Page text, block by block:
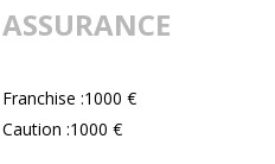
ASSURANCE
Franchise :1000 €
Caution :1000 €